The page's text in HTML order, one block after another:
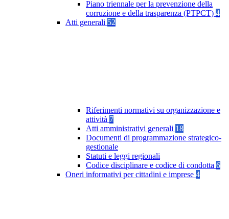
Piano triennale per la prevenzione della
corruzione e della trasparenza (PTPCT) 4
Atti generali 52
Riferimenti normativi su organizzazione e
attività 7
Atti amministrativi generali 18
Documenti di programmazione strategico-
gestionale
Statuti e leggi regionali
Codice disciplinare e codice di condotta 6
Oneri informativi per cittadini e imprese 4